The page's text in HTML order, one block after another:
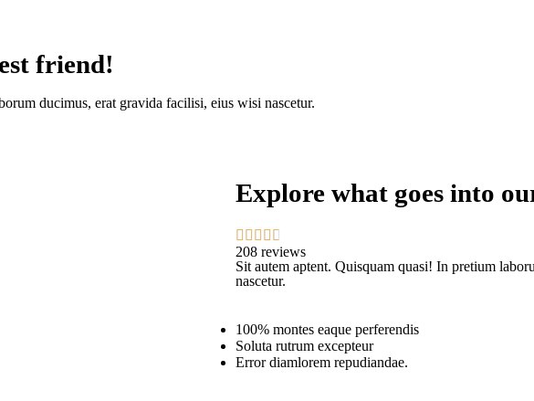
friend!
ducimus, erat gravida facilisi, eius wisi nascetur.
Explore what goes into
    
208 reviews
Sit autem aptent. Quisquam quasi! In pretium
nascetur.
100% montes eaque perferendis
Soluta rutrum excepteur
Error diamlorem repudiandae.